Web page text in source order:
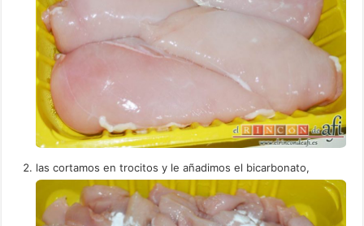
las cortamos en trocitos y le añadimos el bicarbonato,